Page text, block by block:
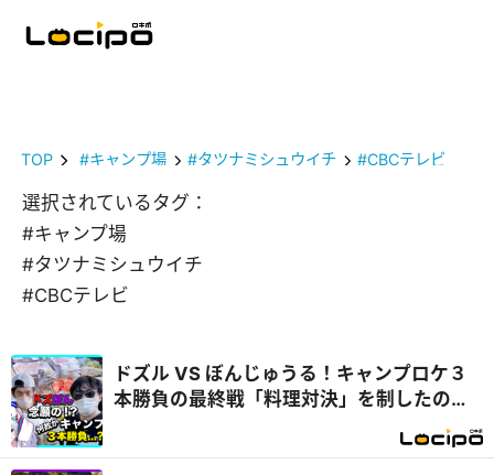
TOP #キャンプ場 #タツナミシュウイチ #CBCテレビ
選択されているタグ：
#キャンプ場
#タツナミシュウイチ
#CBCテレビ
ドズル VS ぼんじゅうる！キャンプロケ３
本勝負の最終戦「料理対決」を制したの